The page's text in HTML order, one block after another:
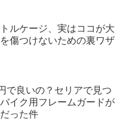
ルケージ、実はココが大
傷つけないための裏ワザ
で良いの？セリアで見つ
イク用フレームガードが
った件